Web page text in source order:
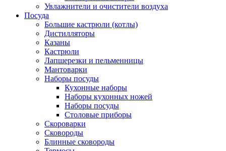
Увлажнители и очистители воздуха
Посуда
Большие кастрюли (котлы)
Дистилляторы
Казаны
Кастрюли
Лапшерезки и пельменницы
Мантоварки
Наборы посуды
Кухонные наборы
Наборы кухонных ножей
Наборы посуды
Столовые приборы
Скороварки
Сковороды
Блинные сковороды